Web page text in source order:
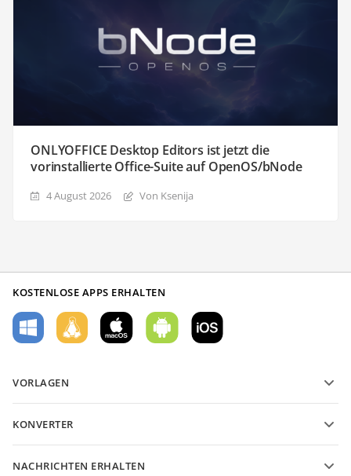
ONLYOFFICE Desktop Editors ist jetzt die
vorinstallierte Office-Suite auf OpenOS/bNode
4 August 2026 Von Ksenija
KOSTENLOSE APPS ERHALTEN
VORLAGEN
Vorlagen für Textdokumente
KONVERTER
NACHRICHTEN ERHALTEN